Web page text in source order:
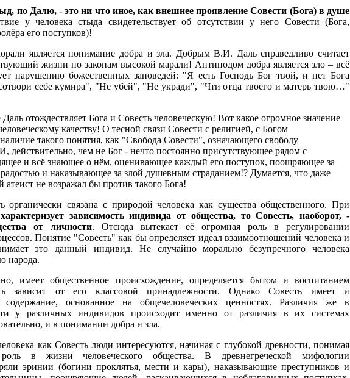
по Далю, - это ни что иное, как внешнее проявление Совести (Бога) в душе
у человека стыда свидетельствует об отсутствии у него Совести (Бога,
его поступков)!
является понимание добра и зла. Добрым В.И. Даль справедливо считает
жизни по законам высокой марали! Антиподом добра является зло – всё
нарушению божественных заповедей: "Я есть Господь Бог твой, и нет Бога
себе кумира", "Не убей", "Не укради", "Чти отца твоего и матерь твою…"
отождествляет Бога и Совесть человеческую! Вот какое огромное значение
качеству! О тесной связи Совести с религией, с Богом
наличие такого понятия, как "Свобода Совести", означающего свободу
действительно, чем не Бог - нечто постоянно присутствующее рядом с
и всё знающее о нём, оценивающее каждый его поступок, поощряющее за
и наказывающее за злой душевным страданием!? Думается, что даже
не возражал бы против такого Бога!
органически связана с природой человека как существа общественного. При
зависимость индивида от общества, то Совесть, наоборот, -
от личности. Отсюда вытекает её огромная роль в регулировании
Понятие "Совесть" как бы определяет идеал взаимоотношений человека и
это данный индивид. Не случайно морально безупречного человека
народа.
имеет общественное происхождение, определяется бытом и воспитанием
зависит от его классовой принадлежности. Однако Совесть имеет и
содержание, основанное на общечеловеческих ценностях. Различия же в
у различных индивидов происходит именно от различия в их системах
и в понимании добра и зла.
как Совесть люди интересуются, начиная с глубокой древности, понимая
в жизни человеческого общества. В древнегреческой мифологии
эринии (богини проклятья, мести и кары), наказывающие преступников и